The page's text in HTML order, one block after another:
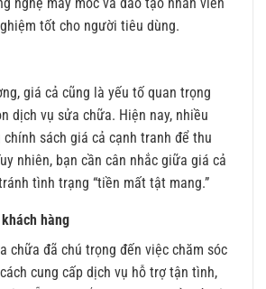
nghệ máy móc và đào tạo nhân viên
tốt cho người tiêu dùng.
giá cả cũng là yếu tố quan trọng
dịch vụ sửa chữa. Hiện nay, nhiều
sách giá cả cạnh tranh để thu
nhiên, bạn cần cân nhắc giữa giá cả
tình trạng “tiền mất tật mang.”
hàng
chữa đã chú trọng đến việc chăm sóc
cung cấp dịch vụ hỗ trợ tận tình,